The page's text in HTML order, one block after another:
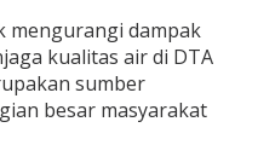
mengurangi dampak
kualitas air di DTA
sumber
besar masyarakat